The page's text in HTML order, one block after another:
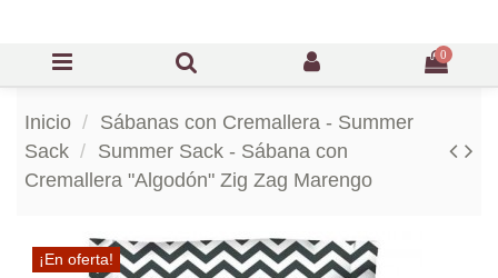
0
Inicio
Sábanas con Cremallera - Summer
Sack
Summer Sack - Sábana con
Cremallera "Algodón" Zig Zag Marengo
¡En oferta!